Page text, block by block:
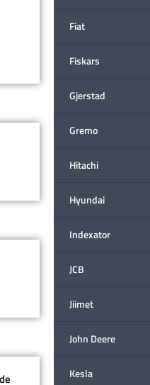
Fiat
Fiskars
Gjerstad
Gremo
Hitachi
Hyundai
Indexator
JCB
Jiimet
John Deere
Kesla